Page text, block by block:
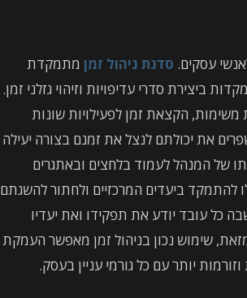
עסקים. סדנת ניהול זמן מתמקדת
ביצירת סדרי עדיפויות וזיהוי גזלני זמן.
משימות, הקצאת זמן לפעילויות שונות
את יכולתם לנצל את זמנם בצורה יעילה
של המנהל לעמוד בלחצים ובאתגרים
להתמקד ביעדים המרכזיים ולחתור להשגתם
כל עובד יודע את תפקידו ואת יעדיו
שימוש נכון בניהול זמן מאפשר העמקת
יותר עם כל גורמי עניין בעסק.